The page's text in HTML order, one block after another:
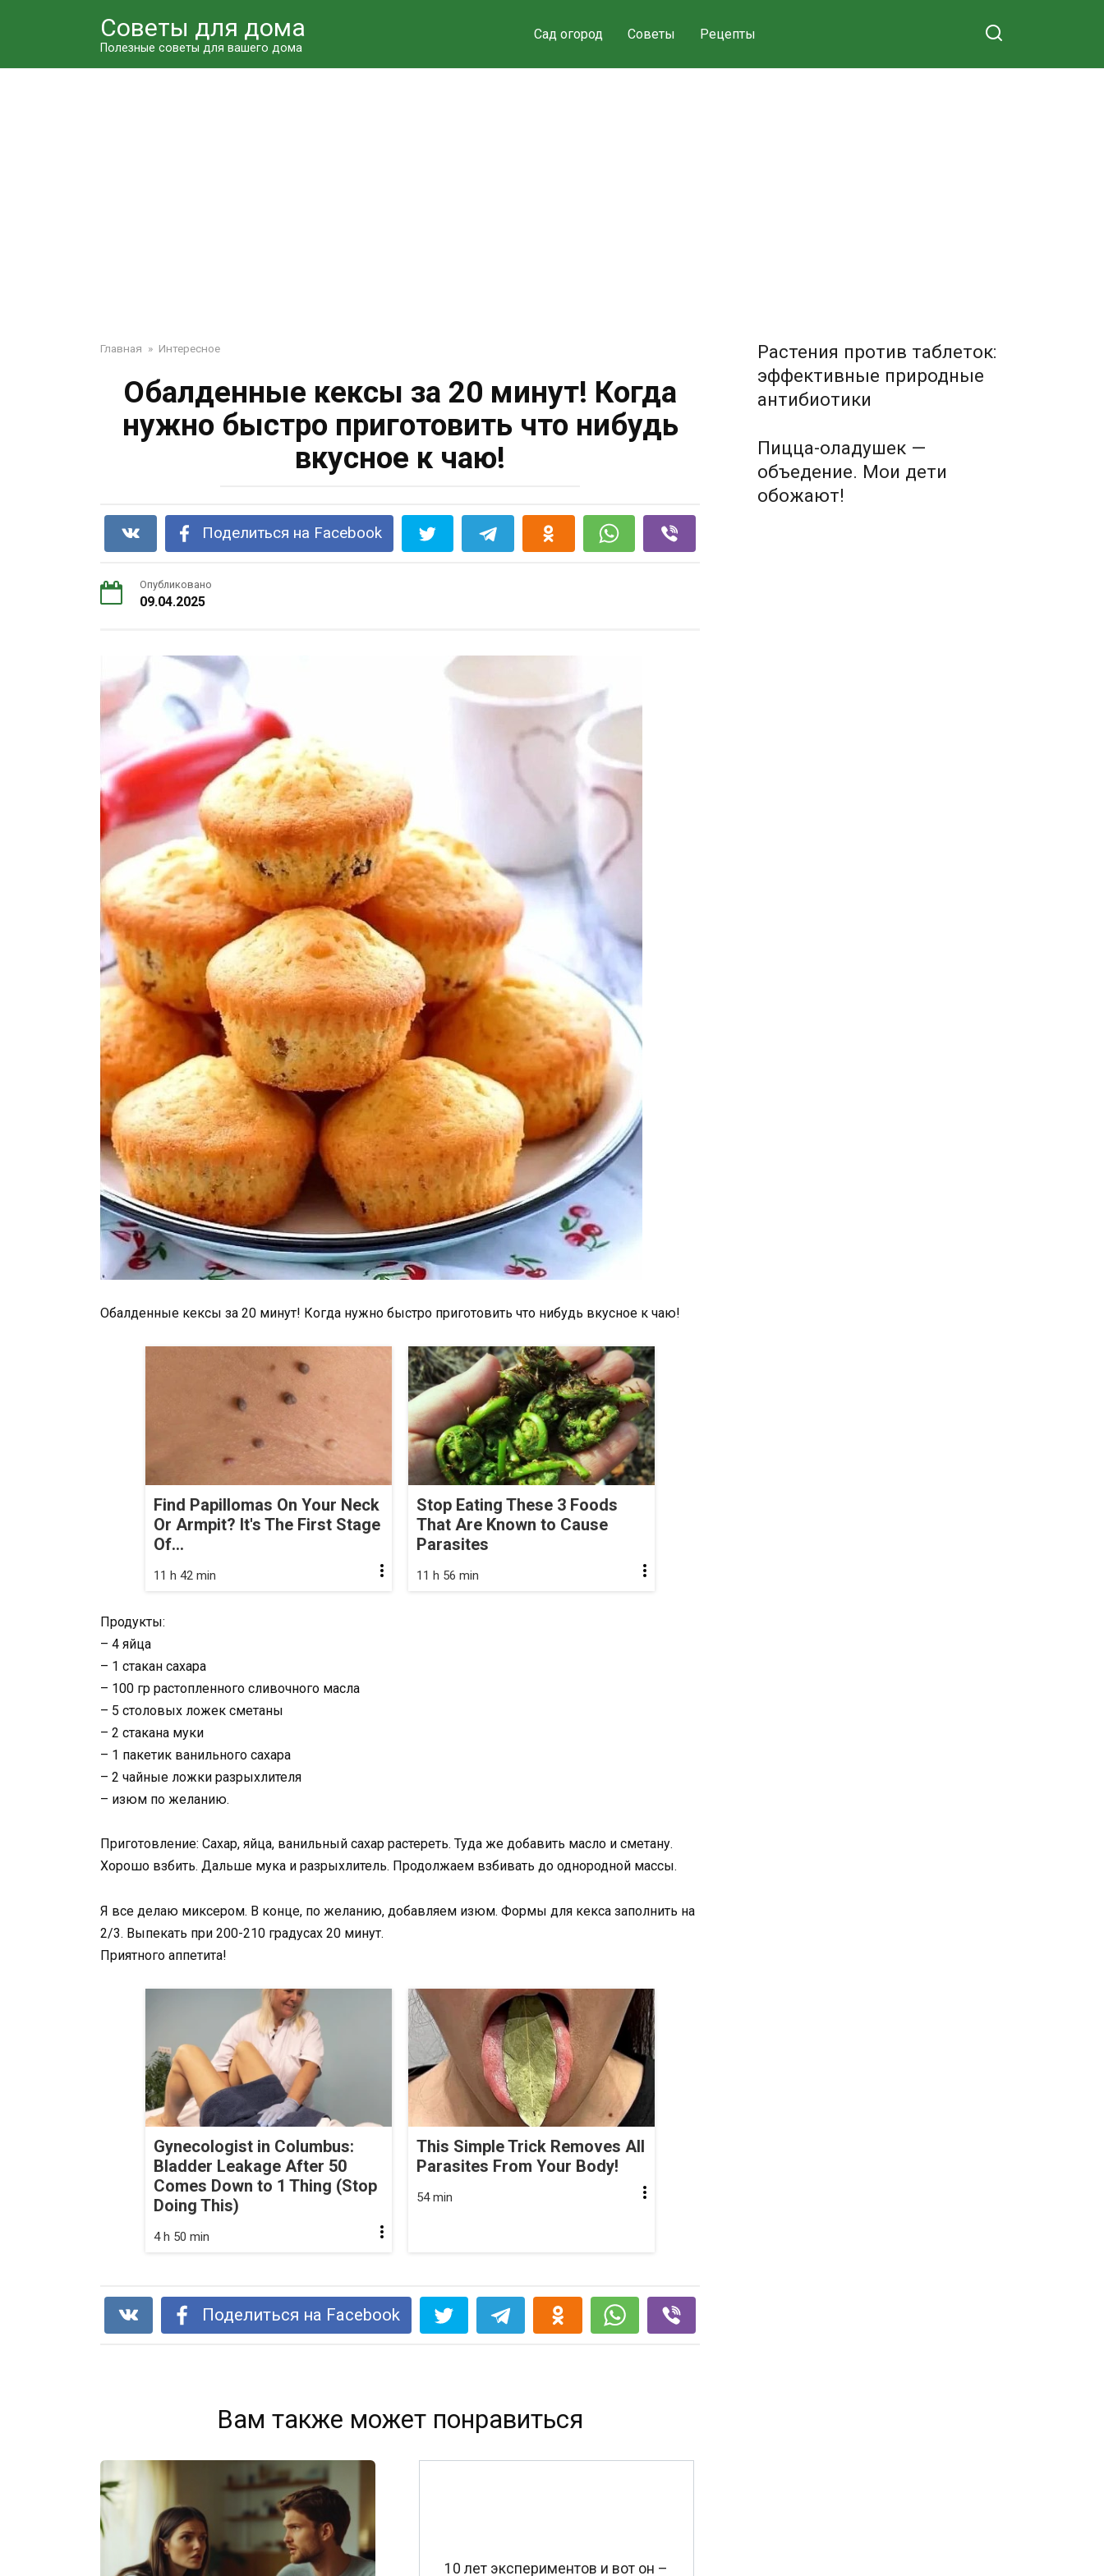
Советы для дома
Полезные советы для вашего дома
Сад огород Советы Рецепты
Главная » Интересное
Обалденные кексы за 20 минут! Когда
нужно быстро приготовить что нибудь
вкусное к чаю!
Поделиться на Facebook
Опубликовано
09.04.2025
Обалденные кексы за 20 минут! Когда нужно быстро приготовить что нибудь вкусное к чаю!
Find Papillomas On Your Neck
Or Armpit? It's The First Stage
Of...
11 h 42 min
Stop Eating These 3 Foods
That Are Known to Cause
Parasites
11 h 56 min
Продукты:
– 4 яйца
– 1 стакан сахара
– 100 гр растопленного сливочного масла
– 5 столовых ложек сметаны
– 2 стакана муки
– 1 пакетик ванильного сахара
– 2 чайные ложки разрыхлителя
– изюм по желанию.
Приготовление: Сахар, яйца, ванильный сахар растереть. Туда же добавить масло и сметану.
Хорошо взбить. Дальше мука и разрыхлитель. Продолжаем взбивать до однородной массы.
Я все делаю миксером. В конце, по желанию, добавляем изюм. Формы для кекса заполнить на
2/3. Выпекать при 200-210 градусах 20 минут.
Приятного аппетита!
Gynecologist in Columbus:
Bladder Leakage After 50
Comes Down to 1 Thing (Stop
Doing This)
4 h 50 min
This Simple Trick Removes All
Parasites From Your Body!
54 min
Поделиться на Facebook
Вам также может понравиться
10 лет экспериментов и вот он –
Растения против таблеток:
эффективные природные
антибиотики
Пицца-оладушек —
объедение. Мои дети
обожают!